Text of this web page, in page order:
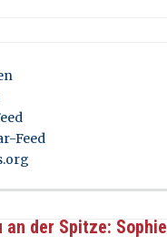
Feed
an der Spitze: Sophie